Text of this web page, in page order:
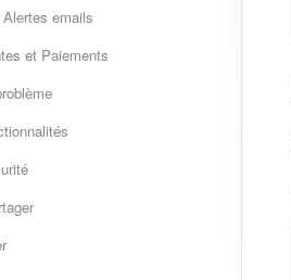
emails
et Paiements